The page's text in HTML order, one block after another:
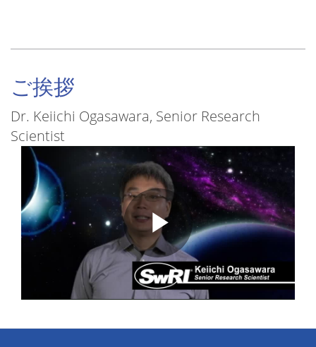
ご挨拶
Dr. Keiichi Ogasawara, Senior Research
Scientist
Play
Video